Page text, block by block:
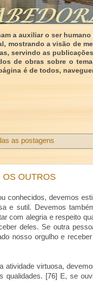
a auxiliar o ser
mostrando a visão de
servindo as
de obras sobre o
é de todos,
as postagens
OS OUTROS
conhecidos, devemos
e sutil. Devemos
com alegria e respeito
deles. Se outra
nosso orgulho e
atividade virtuosa,
qualidades. [76] E, se